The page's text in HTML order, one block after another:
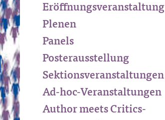
Eröffnungs­veranstaltung
Plenen
Panels
Posterausstellung
Sektions­veranstaltungen
Ad-hoc-Veranstaltungen
Author meets Critics-